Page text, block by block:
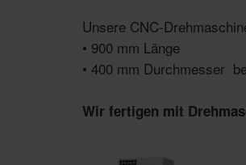
Unsere CNC-
• 900 mm Länge
• 400 mm Durchmesser
Wir fertigen mit